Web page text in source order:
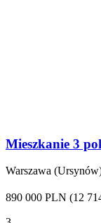
Mieszkanie 3
Warszawa
890 000 PLN (12